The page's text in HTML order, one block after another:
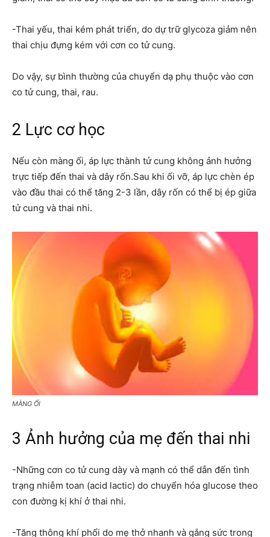
-Thai yếu, thai kém phát triển, do dự trữ glycoza giảm nên
thai chịu đựng kém với cơn co tử cung.
Do vậy, sự bình thường của chuyển dạ phụ thuộc vào cơn
co tử cung, thai, rau.
2 Lực cơ học
Nếu còn màng ối, áp lực thành tử cung không ảnh hưởng
trực tiếp đến thai và dây rốn.Sau khi ối vỡ, áp lực chèn ép
vào đầu thai có thể tăng 2-3 lần, dây rốn có thể bị ép giữa
tử cung và thai nhi.
MÀNG ỐI
3 Ảnh hưởng của mẹ đến thai nhi
-Những cơn co tử cung dày và mạnh có thể dẫn đến tình
trạng nhiễm toan (acid lactic) do chuyển hóa glucose theo
con đường kị khí ở thai nhi.
-Tăng thông khí phổi do mẹ thở nhanh và gắng sức trong